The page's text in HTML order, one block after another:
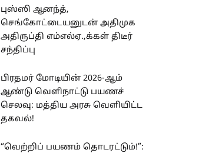
புஸ்ஸி ஆனந்த்,
செங்கோட்டையனுடன் அதிமுக
அதிருப்தி எம்எல்ஏ.,க்கள் திடீர்
சந்திப்பு
பிரதமர் மோடியின் 2026-ஆம்
ஆண்டு வெளிநாட்டு பயணச்
செலவு: மத்திய அரசு வெளியிட்ட
தகவல்!
“வெற்றிப் பயணம் தொடரட்டும்!”: